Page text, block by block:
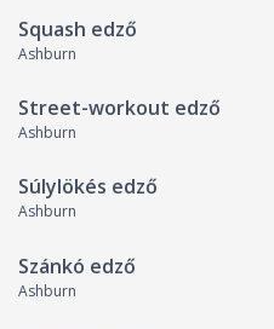
Squash edző
Ashburn
Street-workout edző
Ashburn
Súlylökés edző
Ashburn
Szánkó edző
Ashburn